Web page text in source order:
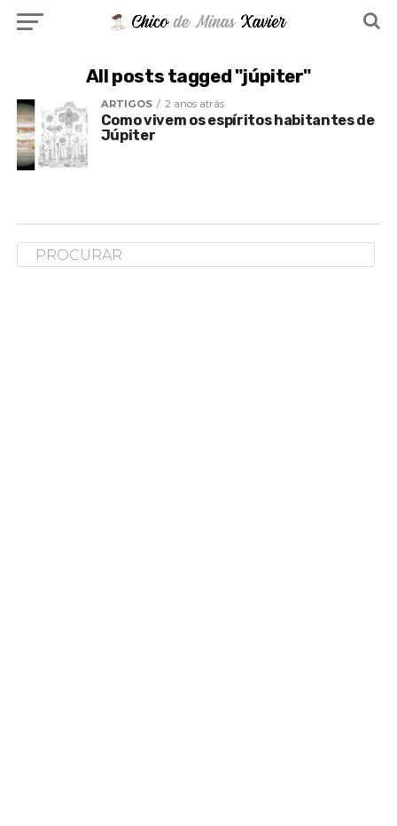
All posts tagged "júpiter"
ARTIGOS 2 anos atrás
Como vivem os espíritos habitantes de
Júpiter